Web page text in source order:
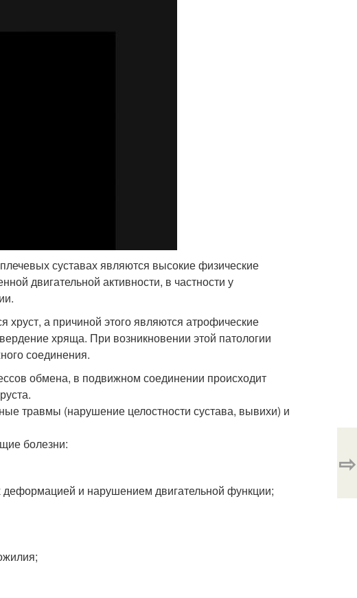
суставах являются высокие физические
двигательной активности, в частности у
а причиной этого являются атрофические
хряща. При возникновении этой патологии
соединения.
обмена, в подвижном соединении происходит
травмы (нарушение целостности сустава, вывихи) и
болезни:
и нарушением двигательной функции;
⇨